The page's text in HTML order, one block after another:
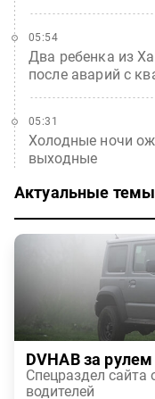
Два ребенка из
после аварий с
05:54
Холодные ночи
выходные
05:31
Актуальные темы
DVHAB за рулем
Спецраздел сайта
водителей